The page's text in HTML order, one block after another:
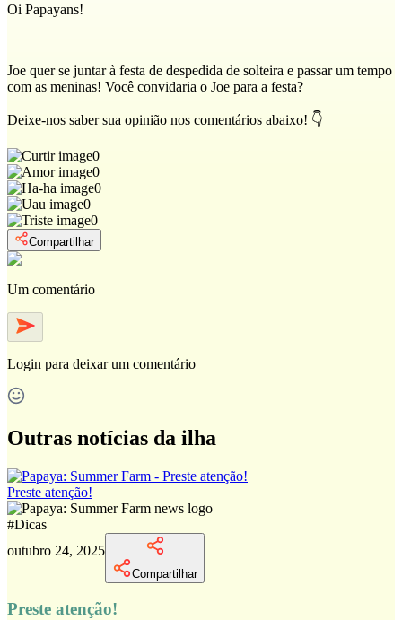
Oi Papayans!
Joe quer se juntar à festa de despedida de solteira e passar um tempo
com as meninas! Você convidaria o Joe para a festa?
Deixe-nos saber sua opinião nos comentários abaixo! 👇
0
0
0
0
0
Compartilhar
Um comentário
Login para deixar um comentário
Outras notícias da ilha
Preste atenção!
#Dicas
outubro 24, 2025
Compartilhar
Preste atenção!